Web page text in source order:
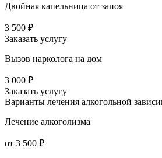
Двойная капельница от запоя
3 500 ₽
Заказать услугу
Вызов нарколога на дом
3 000 ₽
Заказать услугу
Варианты лечения алкогольной
Лечение алкоголизма
от 3 500 ₽